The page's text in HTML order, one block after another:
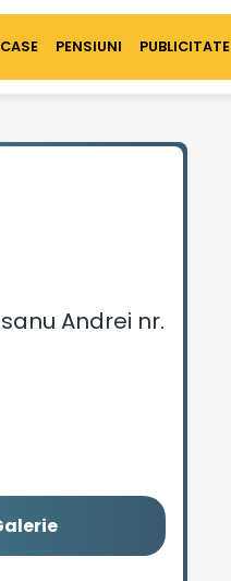
CASE PENSIUNI PUBLICITATE
Andrei nr.